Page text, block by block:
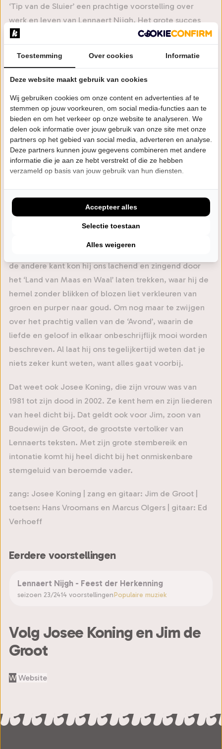
‘Tip van de Sluier’ een prachtige voorstelling over
werk en leven van Lennaert Nijgh. Het grote succes
smaakte naar meer en dat kwam er twee jaar later ook
met de tournee ‘Testament’. Om het drieluik rond een
van Nederlands grootste tekstdichters te voltooien
komen ze nu met het derde deel, het ultieme ‘Feest
bezetting brengt het duo het beste samen met
Lennaerts grootste hits.
Lennaert Nijgh (1945-2002) gaf de schijnheiligheid van
de heren van fatsoen een flinke draai om de oren door
het leven van prostituee ‘Malle Babbe’ met woorden
mee in 1975 en het nummer is sinds de eerste editie
steevast terug te vinden in de Top 2000. Dat geldt ook
voor ‘Testament’ dat Nijgh op z’n eenentwintigste
idealen er allemaal genadeloos van langs. Maar aan
de andere kant kon hij ons lachend en zingend door
het ‘Land van Maas en Waal’ laten trekken, waar hij de
hemel zonder blikken of blozen liet verkleuren van
groen en purper naar goud. Om nog maar te zwijgen
over het prachtig vallen van de ‘Avond’, waarin de
liefde en geloof in elkaar onbeschrijflijk mooi worden
beschreven. Al laat hij ons tegelijkertijd weten dat je
niets zeker kunt weten, want alles gaat voorbij.
Dat weet ook Josee Koning, die zijn vrouw was van
1981 tot zijn dood in 2002. Ze kent hem en zijn liederen
van heel dicht bij. Dat geldt ook voor Jim, zoon van
Boudewijn de Groot, de grootste vertolker van
Lennaerts teksten. Met zijn grote stembereik en
intonatie komt hij heel dicht bij het onmiskenbare
stemgeluid van beroemde vader.
zang: Josee Koning | zang en gitaar: Jim de Groot |
toetsen: Hans Vroomans en Marcus Olgers | gitaar: Ed
Verhoeff
Eerdere voorstellingen
Lennaert Nijgh - Feest der Herkenning
seizoen 23/2414 voorstellingenPopulaire muziek
Volg Josee Koning en Jim de
Groot
W Website
Toestemming Over cookies Informatie
Deze website maakt gebruik van cookies
Wij gebruiken cookies om onze content en advertenties af te
stemmen op jouw voorkeuren, om social media-functies aan te
bieden en om het verkeer op onze website te analyseren. We
delen ook informatie over jouw gebruik van onze site met onze
partners op het gebied van social media, adverteren en analyse.
Deze partners kunnen jouw gegevens combineren met andere
informatie die je aan ze hebt verstrekt of die ze hebben
verzameld op basis van jouw gebruik van hun diensten.
Alles weigeren
Selectie toestaan
Accepteer alles